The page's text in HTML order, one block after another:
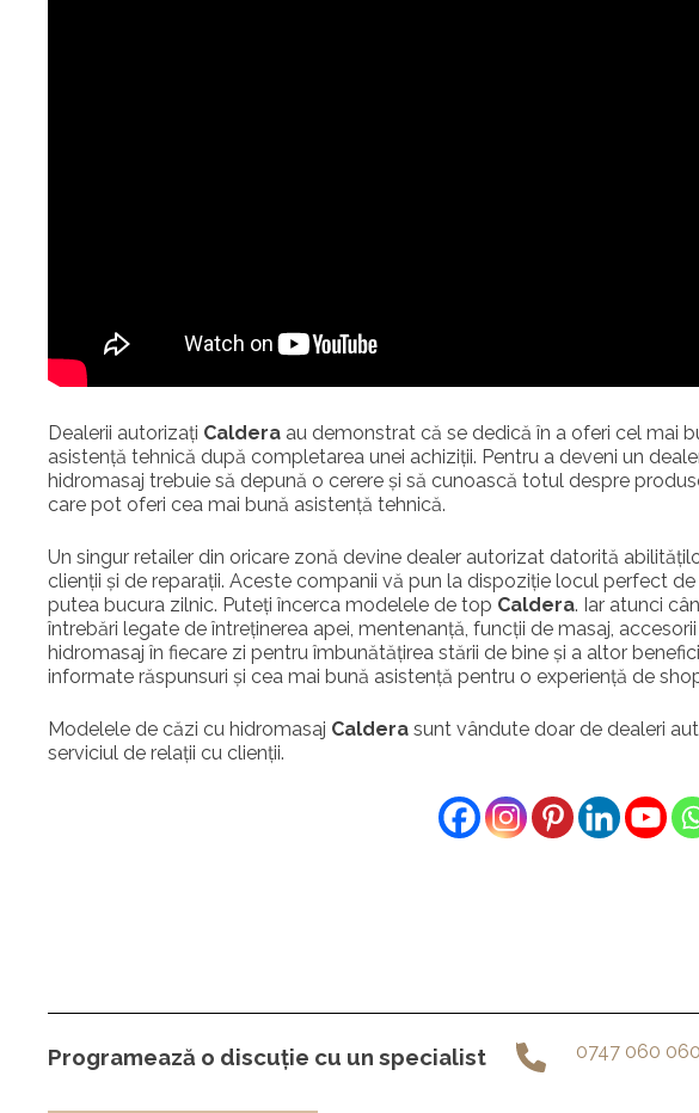
Dealerii autorizați Caldera au demonstrat că se dedică în a oferi cel mai
asistență tehnică după completarea unei achiziții. Pentru a deveni un
hidromasaj trebuie să depună o cerere și să cunoască totul despre
care pot oferi cea mai bună asistență tehnică.
Un singur retailer din oricare zonă devine dealer autorizat datorită
clienții și de reparații. Aceste companii vă pun la dispoziție locul perfect
putea bucura zilnic. Puteți încerca modelele de top Caldera. Iar atunci
întrebări legate de întreținerea apei, mentenanță, funcții de masaj,
hidromasaj în fiecare zi pentru îmbunătățirea stării de bine și a altor
informate răspunsuri și cea mai bună asistență pentru o experiență de
Modelele de căzi cu hidromasaj Caldera sunt vândute doar de dealeri
serviciul de relații cu clienții.
Programează o discuție cu un specialist 0747 060 060